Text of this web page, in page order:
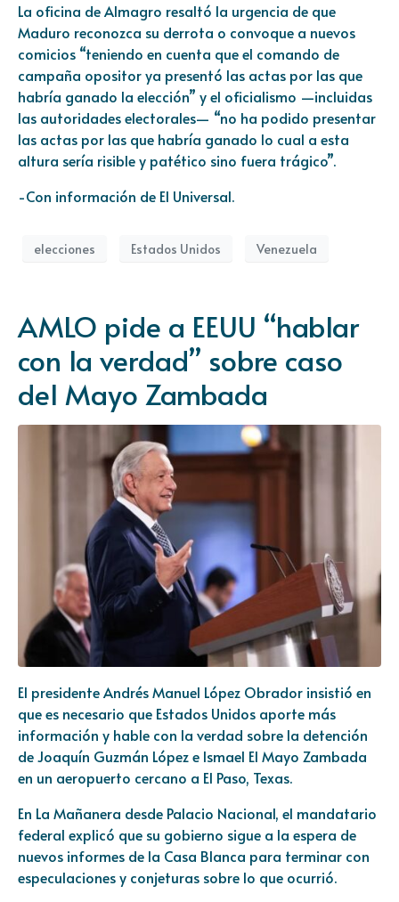
La oficina de Almagro resaltó la urgencia de que
Maduro reconozca su derrota o convoque a nuevos
comicios “teniendo en cuenta que el comando de
campaña opositor ya presentó las actas por las que
habría ganado la elección” y el oficialismo —incluidas
las autoridades electorales— “no ha podido presentar
las actas por las que habría ganado lo cual a esta
altura sería risible y patético sino fuera trágico”.
-Con información de El Universal.
elecciones Estados Unidos Venezuela
AMLO pide a EEUU “hablar
con la verdad” sobre caso
del Mayo Zambada
El presidente Andrés Manuel López Obrador insistió en
que es necesario que Estados Unidos aporte más
información y hable con la verdad sobre la detención
de Joaquín Guzmán López e Ismael El Mayo Zambada
en un aeropuerto cercano a El Paso, Texas.
En La Mañanera desde Palacio Nacional, el mandatario
federal explicó que su gobierno sigue a la espera de
nuevos informes de la Casa Blanca para terminar con
especulaciones y conjeturas sobre lo que ocurrió.